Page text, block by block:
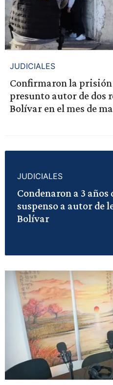
JUDICIALES
Confirmaron la
presunto autor de dos
Bolívar en el mes de
JUDICIALES
Condenaron a 3
suspenso a autor de
Bolívar